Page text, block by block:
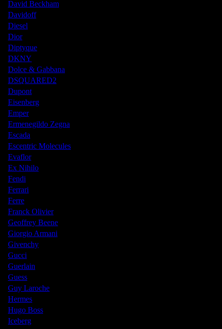
David Beckham
Davidoff
Diesel
Dior
Diptyque
DKNY
Dolce & Gabbana
DSQUARED2
Dupont
Eisenberg
Emper
Ermenegildo Zegna
Escada
Escentric Molecules
Evaflor
Ex Nihilo
Fendi
Ferrari
Ferre
Franck Olivier
Geoffrey Beene
Giorgio Armani
Givenchy
Gucci
Guerlain
Guess
Guy Laroche
Hermes
Hugo Boss
Iceberg